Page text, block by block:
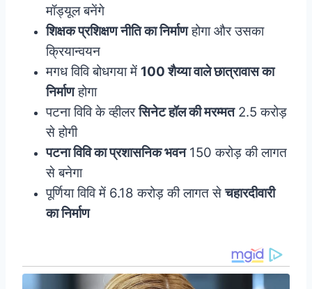
मॉड्यूल बनेंगे
शिक्षक प्रशिक्षण नीति का निर्माणहोगा और उसका
क्रियान्वयन
मगध विवि बोधगया में 100 शैय्या वाले छात्रावास का
निर्माणहोगा
पटना विवि के व्हीलरसिनेट हॉल की मरम्मत2.5 करोड़
से होगी
पटना विवि का प्रशासनिक भवन150 करोड़ की लागत
से बनेगा
पूर्णिया विवि में 6.18 करोड़ की लागत सेचहारदीवारी
का निर्माण